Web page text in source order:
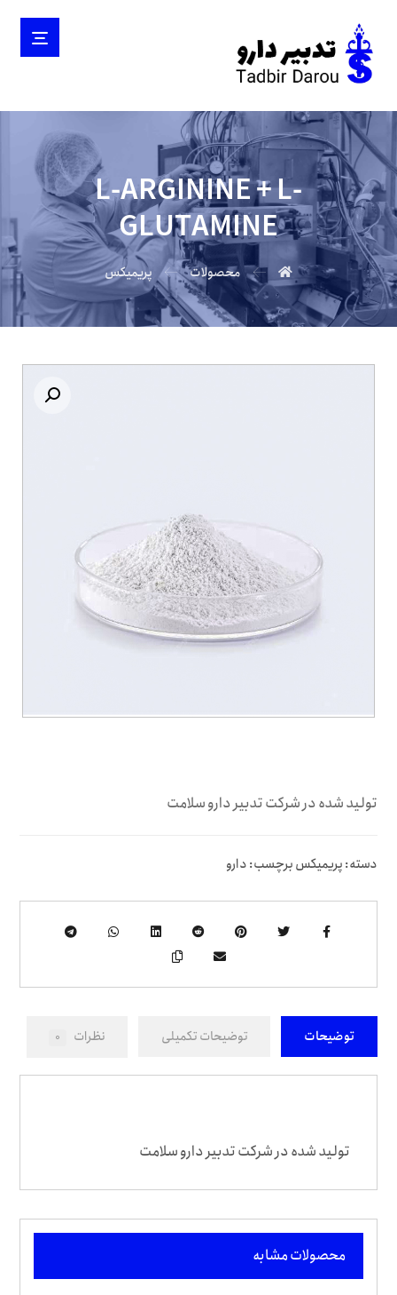
L-ARGININE + L-
GLUTAMINE
محصولات پریمیکس
تولید شده در شرکت تدبیر دارو سلامت
دسته:پریمیکسبرچسب:دارو
توضیحات توضیحات تکمیلی نظرات 0
تولید شده در شرکت تدبیر دارو سلامت
محصولات مشابه